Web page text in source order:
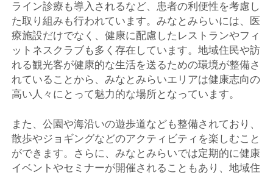
ライン診療も導入されるなど、患者の利便性を考慮し
た取り組みも行われています。みなとみらいには、医
療施設だけでなく、健康に配慮したレストランやフィ
ットネスクラブも多く存在しています。地域住民や訪
れる観光客が健康的な生活を送るための環境が整備さ
れていることから、みなとみらいエリアは健康志向の
高い人々にとって魅力的な場所となっています。
また、公園や海沿いの遊歩道なども整備されており、
散歩やジョギングなどのアクティビティを楽しむこと
ができます。さらに、みなとみらいでは定期的に健康
イベントやセミナーが開催されることもあり、地域住